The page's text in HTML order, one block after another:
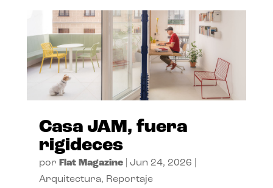
Casa JAM, fuera
rigideces
por Flat Magazine| Jun 24, 2026
Arquitectura, Reportaje